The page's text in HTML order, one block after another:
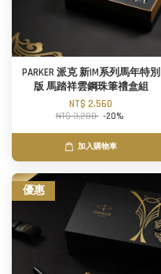
PARKER 派克 新IM系列馬年特別
版 馬踏祥雲鋼珠筆禮盒組
NT$ 2,560
NT$ 3,200 -20%
加入購物車
優惠